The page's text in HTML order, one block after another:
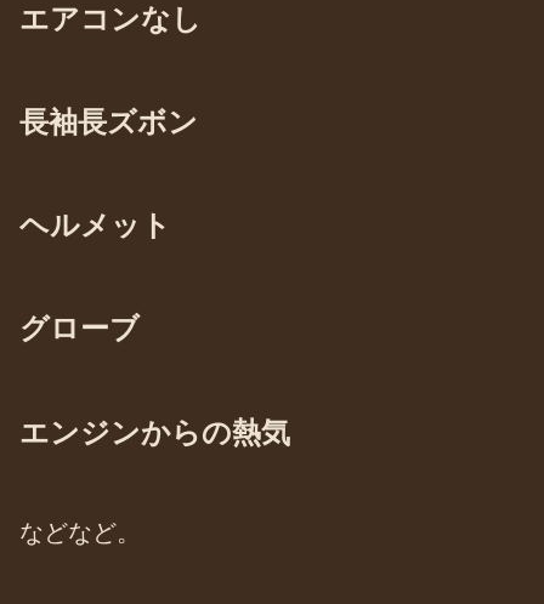
エアコンなし
長袖長ズボン
ヘルメット
グローブ
エンジンからの熱気
などなど。